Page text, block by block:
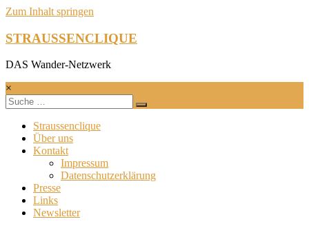
Zum Inhalt springen
STRAUSSENCLIQUE
DAS Wander-Netzwerk
×
Straussenclique
Über uns
Kontakt
Impressum
Datenschutzerklärung
Presse
Links
Newsletter